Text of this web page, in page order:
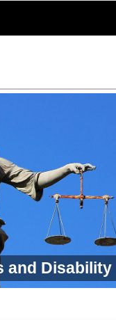
and Disability